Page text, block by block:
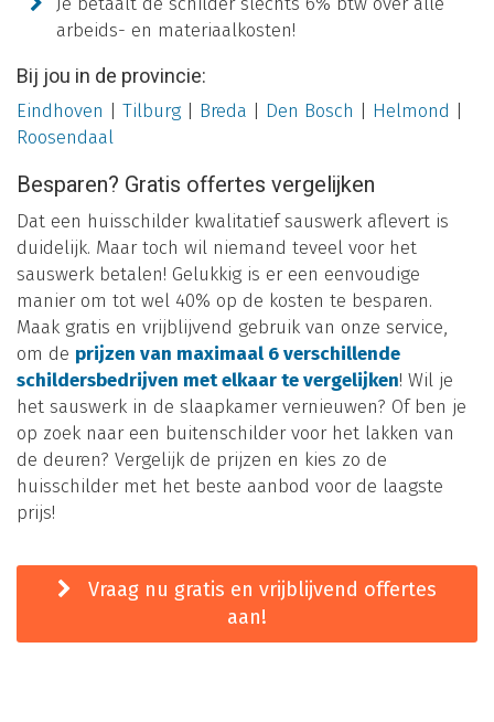
arbeids- en materiaalkosten!
Bij jou in de provincie:
Eindhoven Tilburg Breda Den Bosch Helmond
Roosendaal
Besparen? Gratis offertes vergelijken
Dat een huisschilder kwalitatief sauswerk aflevert is
duidelijk. Maar toch wil niemand teveel voor het
sauswerk betalen! Gelukkig is er een eenvoudige
manier om tot wel 40% op de kosten te besparen.
Maak gratis en vrijblijvend gebruik van onze service,
om de prijzen van maximaal 6 verschillende
schildersbedrijven met elkaar te vergelijken! Wil je
het sauswerk in de slaapkamer vernieuwen? Of ben je
op zoek naar een buitenschilder voor het lakken van
de deuren? Vergelijk de prijzen en kies zo de
huisschilder met het beste aanbod voor de laagste
prijs!
Vraag nu gratis en vrijblijvend offertes
aan!